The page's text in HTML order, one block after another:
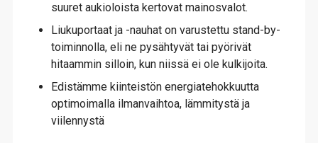
suuret aukioloista kertovat mainosvalot.
Liukuportaat ja -nauhat on varustettu stand-by-
toiminnolla, eli ne pysähtyvät tai pyörivät
hitaammin silloin, kun niissä ei ole kulkijoita.
Edistämme kiinteistön energiatehokkuutta
optimoimalla ilmanvaihtoa, lämmitystä ja
viilennystä